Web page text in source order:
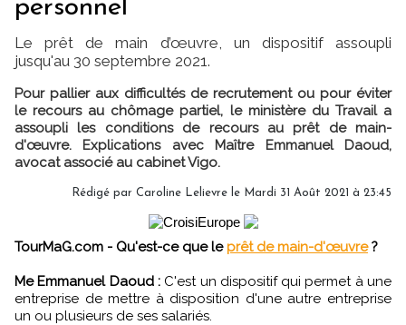
personnel
Le prêt de main d’œuvre, un dispositif assoupli
jusqu'au 30 septembre 2021.
Pour pallier aux difficultés de recrutement ou pour éviter
le recours au chômage partiel, le ministère du Travail a
assoupli les conditions de recours au prêt de main-
d'œuvre. Explications avec Maître Emmanuel Daoud,
avocat associé au cabinet Vigo.
Rédigé par Caroline Lelievre le Mardi 31 Août 2021 à 23:45
TourMaG.com - Qu'est-ce que le prêt de main-d'œuvre ?
Me Emmanuel Daoud :C'est un dispositif qui permet à une
entreprise de mettre à disposition d'une autre entreprise
un ou plusieurs de ses salariés.